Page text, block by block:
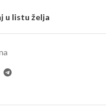
u listu želja